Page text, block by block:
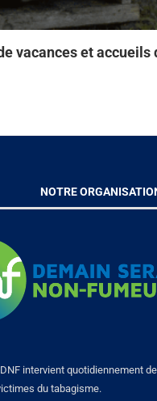
vacances et accueils
NOTRE
intervient quotidiennement
du tabagisme.